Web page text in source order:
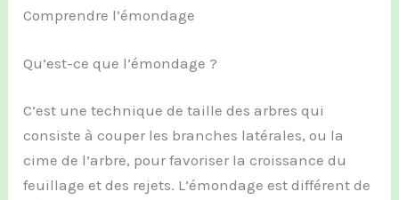
Comprendre l’émondage
Qu’est-ce que l’émondage ?
C’est une technique de taille des arbres qui
consiste à couper les branches latérales, ou la
cime de l’arbre, pour favoriser la croissance du
feuillage et des rejets. L’émondage est différent de